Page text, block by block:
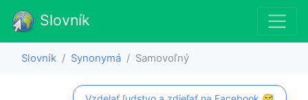
Slovník
Slovník Synonymá Samovoľný